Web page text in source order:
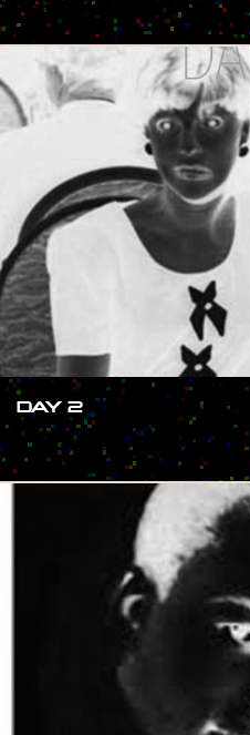
#SHOW
DAY 2
#SHOW